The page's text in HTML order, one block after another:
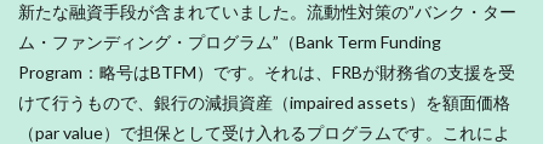
新たな融資手段が含まれていました。流動性対策の”バンク・ター
ム・ファンディング・プログラム”（Bank Term Funding
Program：略号はBTFM）です。それは、FRBが財務省の支援を受
けて行うもので、銀行の減損資産（impaired assets）を額面価格
（par value）で担保として受け入れるプログラムです。これによ